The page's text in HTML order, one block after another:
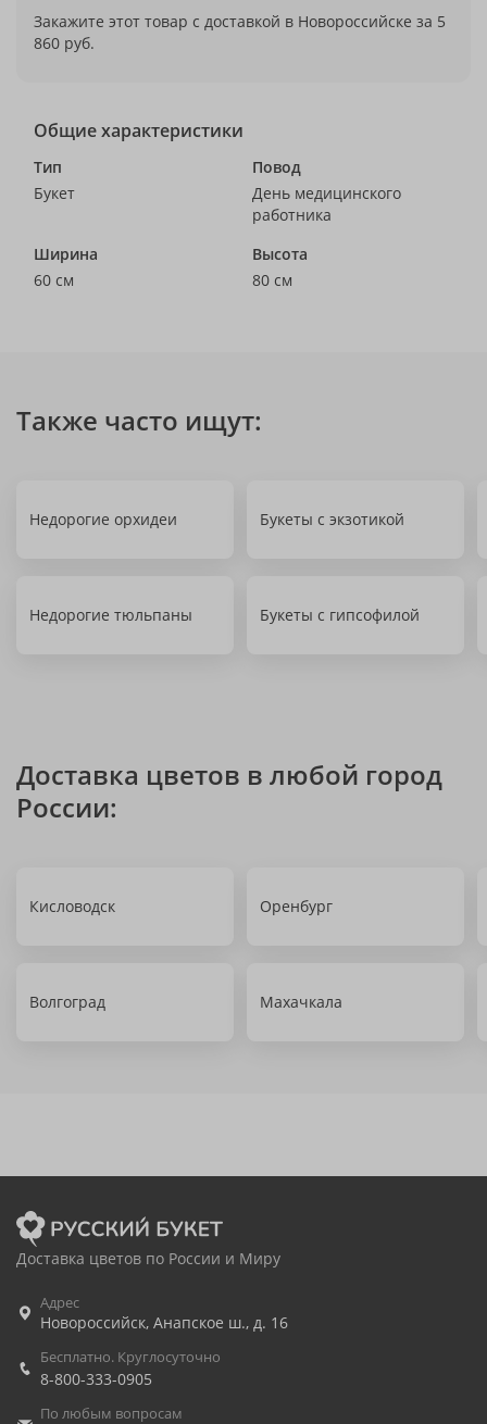
Закажите этот товар с доставкой в Новороссийске за 5
860 руб.
Общие характеристики
Тип
Букет
Повод
День медицинского
работника
Ширина
60 см
Высота
80 см
Также часто ищут:
Недорогие орхидеи Букеты с экзотикой
Недорогие тюльпаны Букеты с гипсофилой
Доставка цветов в любой город
России:
Кисловодск Оренбург
Волгоград Махачкала
Доставка цветов по России и Миру
Адрес
Новороссийск, Анапское ш., д. 16
Бесплатно. Круглосуточно
8-800-333-0905
По любым вопросам